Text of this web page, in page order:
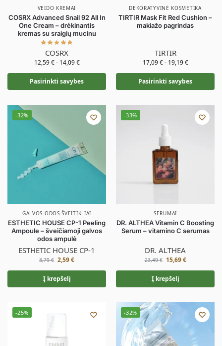
VEIDO KREMAI
COSRX Advanced Snail 92 All In
One Cream – drėkinantis
kremas su sraigių mucinu
COSRX
12,59€ - 14,09€
Pasirinkti savybes
DEKORATYVINĖ KOSMETIKA
TIRTIR Mask Fit Red Cushion –
makiažo pagrindas
TIRTIR
17,09€ - 19,19€
Pasirinkti savybes
-32%
GALVOS ODOS ŠVEITIKLIAI
ESTHETIC HOUSE CP-1 Peeling
Ampoule – šveičiamoji galvos
odos ampulė
ESTHETIC HOUSE CP-1
3,79€ 2,59€
Į krepšelį
-33%
SERUMAI
DR. ALTHEA Vitamin C Boosting
Serum – vitamino C serumas
DR. ALTHEA
23,49€ 15,69€
Į krepšelį
-25% -32%